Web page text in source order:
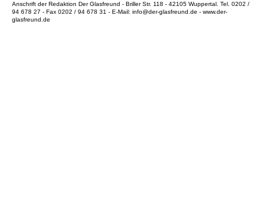
Anschrift der Redaktion Der Glasfreund - Briller Str. 118 - 42105 Wuppertal. Tel. 0202 /
94 678 27 - Fax 0202 / 94 678 31 - E-Mail: info@der-glasfreund.de - www.der-
glasfreund.de